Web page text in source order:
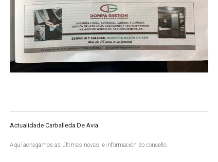
Actualidade Carballeda De Avia
Aquí achegamos as últimas novas, e información do concello.